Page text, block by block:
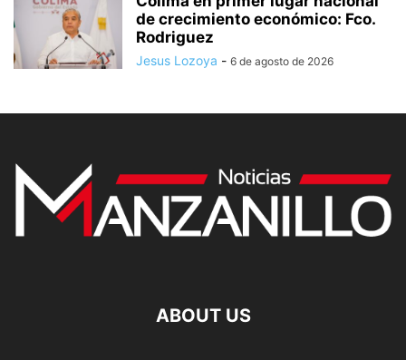
de crecimiento económico: Fco.
Rodriguez
Jesus Lozoya - 6 de agosto de 2026
ABOUT US